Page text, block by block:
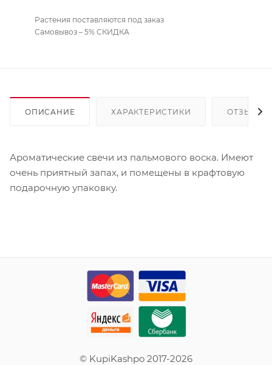
Растения поставляются под заказ
Самовывоз – 5% СКИДКА
ОПИСАНИЕ ХАРАКТЕРИСТИКИ ОТЗЫВЫ
Ароматические свечи из пальмового воска. Имеют
очень приятный запах, и помещены в крафтовую
подарочную упаковку.
© KupiKashpo 2017-2026